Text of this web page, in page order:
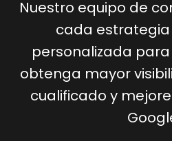
Nuestro equipo de
cada
personalizada
obtenga mayor
cualificado y